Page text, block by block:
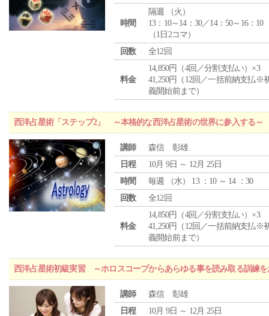
時間
隔週 （火 ）
13：10～14：30／14：50～16：10
（1日2コマ）
回数
全12回
料金
14,850円（4回／分割支払い）×3
41,250円（12回／一括前納支払※
義開始前まで）
西洋占星術「ステップ2」 ～本格的な西洋占星術の世界に参入する～
講師
森信 彰雄
日程
10月 9日 ～ 12月 25日
時間
毎週 （水） 13 ：10 ～ 14 ：30
回数
全12回
料金
14,850円（4回／分割支払い）×3
41,250円（12回／一括前納支払※
義開始前まで）
西洋占星術初級実習 ～ホロスコープからあらゆる事を読み取る訓練を
講師
森信 彰雄
日程
10月 9日 ～ 12月 25日